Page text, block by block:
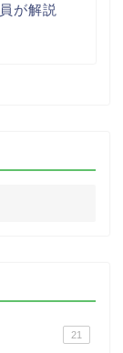
が解説
21